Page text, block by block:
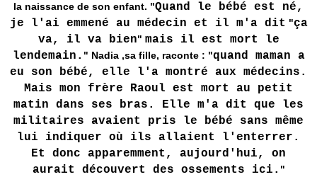
la naissance de son enfant. "Quand le bébé est né,
je l'ai emmené au médecin et il m'a dit "ça
va, il va bien" mais il est mort le
lendemain. " Nadia ,sa fille, raconte : "quand maman a
eu son bébé, elle l'a montré aux médecins.
Mais mon frère Raoul est mort au petit
matin dans ses bras. Elle m'a dit que les
militaires avaient pris le bébé sans même
lui indiquer où ils allaient l'enterrer.
Et donc apparemment, aujourd'hui, on
aurait découvert des ossements ici. "